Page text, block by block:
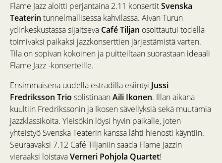
Flame Jazz aloitti perjantaina 2.11 konsertitSvenska
Teaterin tunnelmallisessa kahvilassa. Aivan Turun
ydinkeskustassa sijaitseva Café Tiljan osoittautui todella
toimivaksi paikaksi jazzkonserttien järjestämistä varten.
Tila on sopivan kokoinen ja puitteiltaan suorastaan ideaali
Flame Jazz -konserteille.
Ensimmäisenä uudella estradilla esiintyi Jussi
Fredriksson Trio solistinaanAili Ikonen. Illan aikana
kuultiin Fredrikssonin ja Ikosen sävellyksiä sekä muutamia
jazzklassikoita. Yleisökin löysi hyvin paikalle, joten
yhteistyö Svenska Teaterin kanssa lähti hienosti käyntiin.
Seuraavaksi 7.12 Café Tiljaniin saada Flame Jazzin
vieraaksi loistavaVerneri Pohjola Quartet!